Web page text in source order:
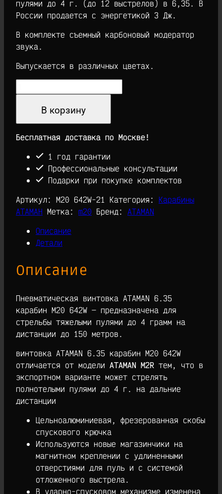
пулями до 4 г. (до 12 выстрелов) в 6,35. В
России продается с энергетикой 3 Дж.
В комплекте съемный карбоновый модератор
звука.
Выпускается в различных цветах.
товара
Пневматическая
ATAMAN
6.35
карабин
M20
642W
В корзину
Бесплатная доставка по Москве!
1 год гарантии
Профессиональные консультации
Подарки при покупке комплектов
Артикул: M20 642W-21 Категория: Карабины
АТАМАН Метка: m20 Бренд: ATAMAN
Описание
Детали
Описание
Пневматическая винтовка ATAMAN 6.35
карабин M20 642W — предназначена для
стрельбы тяжелыми пулями до 4 грамм на
дистанции до 150 метров.
винтовка ATAMAN 6.35 карабин M20 642W
отличается от модели ATAMAN M2R тем, что в
экспортном варианте может стрелять
полнотелыми пулями до 4 г. на дальние
дистанции
Цельноалюминиевая, фрезерованная скобы
спускового крючка
Используются новые магазинчики на
магнитном креплении с удлиненными
отверстиями для пуль и с системой
отложенного выстрела.
В ударно-спусковом механизме изменена